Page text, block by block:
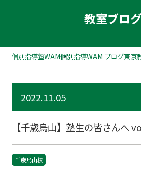
教室ブロ
個別指導塾WAM個別指導WAM ブログ東京
2022.11.05
【千歳烏山】塾生の皆さんへ
千歳烏山校